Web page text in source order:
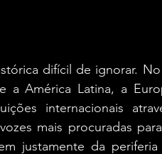
difícil de ignorar.
a América Latina, a
internacionais
mais procuradas
justamente da